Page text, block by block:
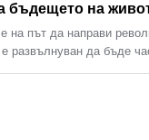
на път да направи
развълнуван да бъде